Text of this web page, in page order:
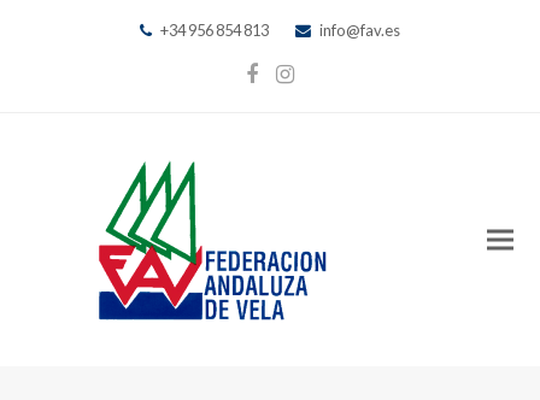
+34 956 854 813 info@fav.es
Facebook
Instagram